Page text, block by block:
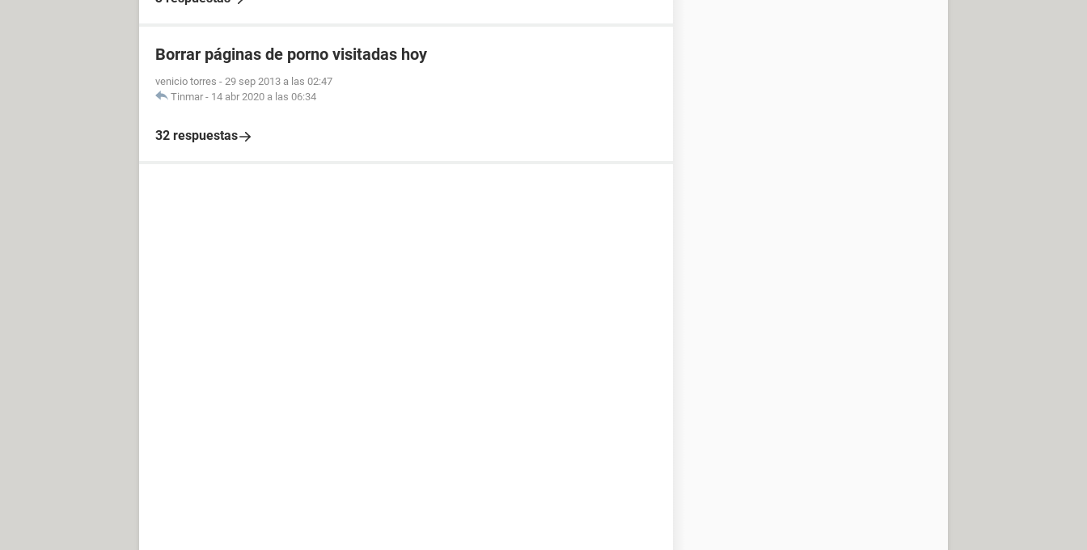
Borrar páginas de porno visitadas hoy
venicio torres - 29 sep 2013 a las 02:47
Tinmar - 14 abr 2020 a las 06:34
32 respuestas